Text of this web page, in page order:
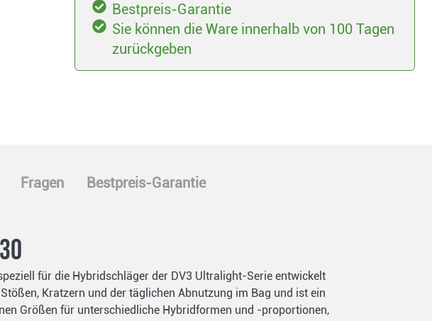
Bestpreis-Garantie
Sie können die Ware innerhalb von 100 Tagen
zurückgeben
Fragen Bestpreis-Garantie
für die Hybridschläger der DV3 Ultralight-Serie entwickelt
Kratzern und der täglichen Abnutzung im Bag und ist ein
Größen für unterschiedliche Hybridformen und -proportionen,